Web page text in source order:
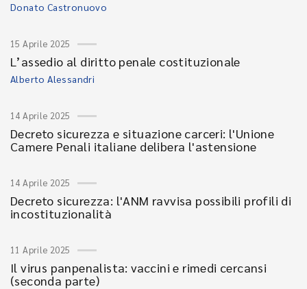
Donato Castronuovo
15 Aprile 2025
L’assedio al diritto penale costituzionale
Alberto Alessandri
14 Aprile 2025
Decreto sicurezza e situazione carceri: l'Unione
Camere Penali italiane delibera l'astensione
14 Aprile 2025
Decreto sicurezza: l'ANM ravvisa possibili profili di
incostituzionalità
11 Aprile 2025
Il virus panpenalista: vaccini e rimedi cercansi
(seconda parte)